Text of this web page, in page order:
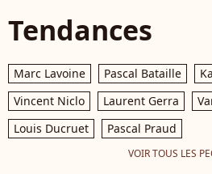
Tendances
Marc Lavoine Pascal Bataille
Vincent Niclo
Laurent Gerra
Louis Ducruet
Pascal Praud
VOIR TOUS LES